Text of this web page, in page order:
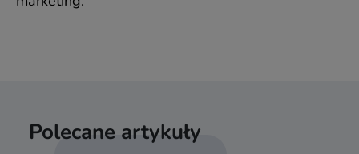
Polecane artykuły